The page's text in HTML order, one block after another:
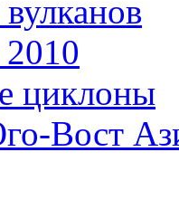
циклоны
Вост